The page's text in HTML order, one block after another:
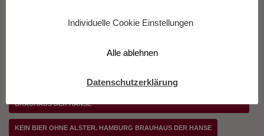
BRAUHAUS DER HANSE
KEIN BIER OHNE ALSTER. HAMBURG BRAUHAUS DER HANSE
Individuelle Cookie Einstellungen
Alle ablehnen
Datenschutzerklärung